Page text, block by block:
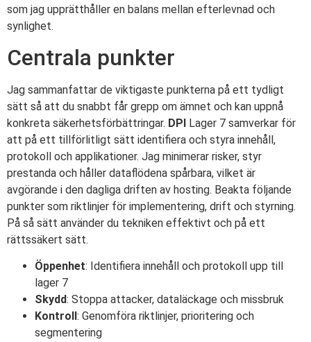
som jag upprätthåller en balans mellan efterlevnad och
synlighet.
Centrala punkter
Jag sammanfattar de viktigaste punkterna på ett tydligt
sätt så att du snabbt får grepp om ämnet och kan uppnå
konkreta säkerhetsförbättringar. DPI Lager 7 samverkar för
att på ett tillförlitligt sätt identifiera och styra innehåll,
protokoll och applikationer. Jag minimerar risker, styr
prestanda och håller dataflödena spårbara, vilket är
avgörande i den dagliga driften av hosting. Beakta följande
punkter som riktlinjer för implementering, drift och styrning.
På så sätt använder du tekniken effektivt och på ett
rättssäkert sätt.
Öppenhet: Identifiera innehåll och protokoll upp till
lager 7
Skydd: Stoppa attacker, dataläckage och missbruk
Kontroll : Genomföra riktlinjer, prioritering och
segmentering